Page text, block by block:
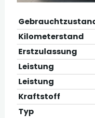
Kilometerstand
Erstzulassung
Leistung
Leistung
Kraftstoff
Typ